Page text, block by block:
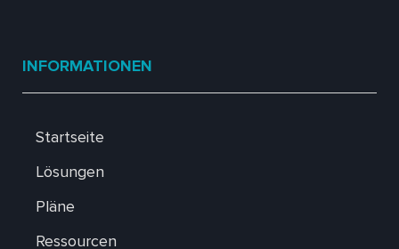
INFORMATIONEN
Startseite
Lösungen
Pläne
Ressourcen